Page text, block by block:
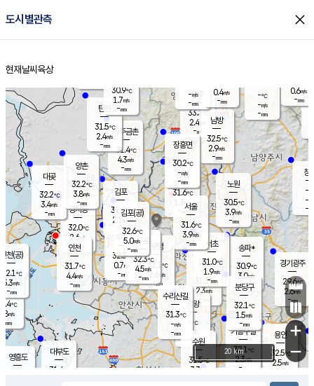
도시별관측 close
홈
현재날씨 육상
의도
℃
m/s
mm
영흥도
양주
33.3℃
2.4
-mm
과천
31.3℃
2.3m/s
- mm
용인
32.5℃
2.5m/s
경기광주
29.6℃
2.6m/s
-mm
대부도
31.4
경서동
32.0℃
2.6 m/s
-mm
파주금촌
31.4℃
4.3m/s
-mm
-℃
-m/s
-mm
대곶
32.2℃
3.4m/s
-mm
창
-
-m/
-
탄현
31.5℃
2.4m/s
-mm
0.6m/s
-mm
의왕
- ℃
m/s
mm
김포
31.6℃
2.1 m/s
mm
광명
32.1
℃
2.6 m/s
-mm
부천
32.3℃
0.7m/s
-mm
양촌
32.2℃
3.8m/s
-mm
구로
32.3℃
4.5m/s
-mm
은평
31.6℃
1.3 m/s
- mm
노원
30.5℃
3.9m/s
-mm
송파*
30.9℃
3.0m/s
-mm
서초
31.0℃
1.9m/s
-mm
남방
32.5℃
2.9m/s
-mm
기흥구갈
32.1℃
2.3m/s
-
수리산길
31.3℃
-m/s
-mm
분당구
32.1℃
1.5m/s
-mm
장흥면
30.2℃
-m/s
-mm
-m/s
-mm
인천(공)
32.1℃
5.3m/s
-mm
김포(공)
32.6℃
5.0m/s
-mm
수원
31.5℃
3.3 m/s
인천
31.7℃
4.4m/s
-mm
서울
31.6℃
3.9m/s
-mm
30.9℃
1.7m/s
-mm
0.4m/s
-mm
+
−
20 km